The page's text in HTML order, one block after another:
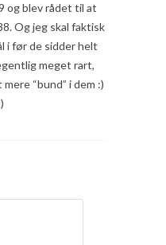
og blev rådet til at
Og jeg skal faktisk
i før de sidder helt
meget rart,
“bund” i dem :)